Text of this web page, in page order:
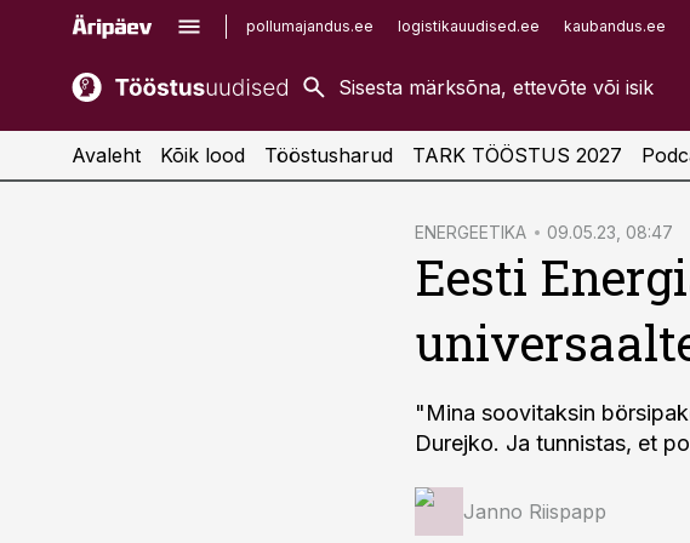
pollumajandus.ee logistikauudised.ee kaubandus.ee
kaubandus.ee
kinnisvarauudised.ee
imelineajalugu.ee
Infopank
Avaleht Kõik lood Tööstusharud TARK TÖÖSTUS 2027
ENERGEETIKA 09.05.23, 08:47
Eesti
"Mina soovitaksin
Durejko. Ja tunnistas, et
Janno Riispapp